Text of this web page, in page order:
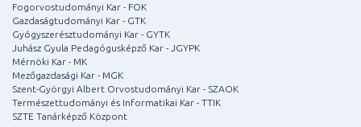
Fogorvostudományi Kar - FOK
Gazdaságtudományi Kar - GTK
Gyógyszerésztudományi Kar - GYTK
Juhász Gyula Pedagógusképző Kar - JGYPK
Mérnöki Kar - MK
Mezőgazdasági Kar - MGK
Szent-Györgyi Albert Orvostudományi Kar - SZAOK
Természettudományi és Informatikai Kar - TTIK
SZTE Tanárképző Központ